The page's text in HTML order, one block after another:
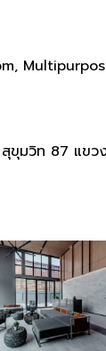
ขุมวิท 87 แขว